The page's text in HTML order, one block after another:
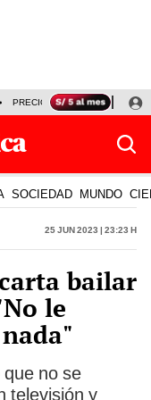
PRECIO DEL DÓLAR
SOCIEDAD MUNDO
25 Jun 2023 | 23:23 h
bailar
le
no se
televisión y